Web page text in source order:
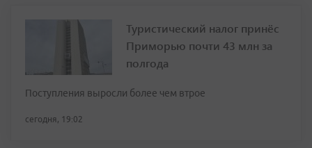
Туристический налог принёс
Приморью почти 43 млн за
полгода
Поступления выросли более чем втрое
сегодня, 19:02